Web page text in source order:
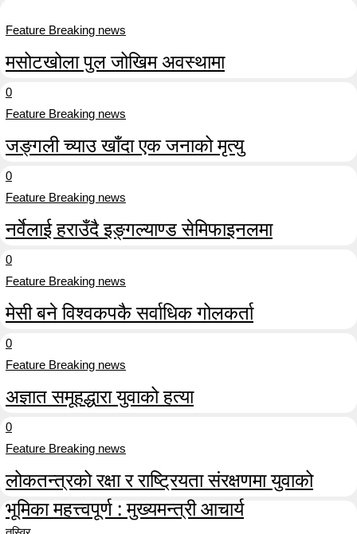
Feature Breaking news
मसोटखोला पुल जोखिम अवस्थामा
0
Feature Breaking news
जङ्गली च्याउ खाँदा एक जनाको मृत्यु
0
Feature Breaking news
नर्वेलाई हराउँदै इङ्गल्याण्ड सेमिफाइनलमा
0
Feature Breaking news
मेसी बने विश्वकपकै सर्वाधिक गोलकर्ता
0
Feature Breaking news
अज्ञात समूहद्धारा युवाको हत्या
0
Feature Breaking news
लोकतन्त्रको रक्षा र राष्ट्रियता संरक्षणमा युवाको
भूमिका महत्त्वपूर्ण : मुख्यमन्त्री आचार्य